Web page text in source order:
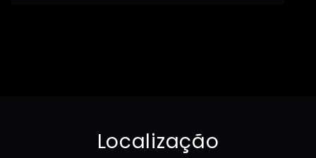
Localização